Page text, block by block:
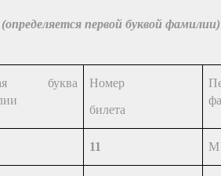
(определяется первой буквой фамилии)
буква
Номер
билета
11 М